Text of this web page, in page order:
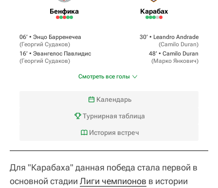
Бенфика Карабах
06‎’‎ • Энцо Барренечеа
(Георгий Судаков)
16‎’‎ • Эвангелос Павлидис
(Георгий Судаков)
30‎’‎ • Leandro Andrade
(Camilo Duran)
48‎’‎ • Camilo Duran
(Марко Янкович)
Смотреть все голы
Календарь
Турнирная таблица
История встреч
Для "Карабаха" данная победа стала первой в
основной стадии Лиги чемпионов в истории